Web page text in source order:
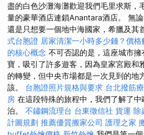
盡的白色沙灘海灘歡迎我們毛里求斯，
量的豪華酒店連鎖Anantara酒店。 無
還是只想要一個地中海國家，希臘及其
式台胞證 居家清潔一小時多少錢？價格
的核心概念 不可否認的是，這座城市
寶，吸引了許多遊客，因為皇家宮殿和
的轉變，但中央市場都是一次見到的地
該。 台胞證照片規格與要求 台北撥筋
房 在這段特殊的旅程中，我們了解了
泊。 不鏽鋼流理台 台東徵信社 貨運 除
計圖規劃 推薦優質搬家公司 護理之家